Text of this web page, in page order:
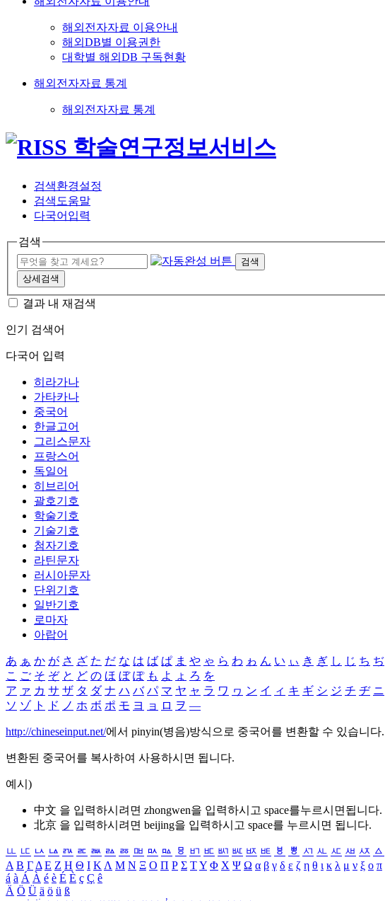
해외전자자료 이용안내
해외DB별 이용권한
대학별 해외DB 구독현황
해외전자자료 통계
해외전자자료 통계
검색환경설정
검색도움말
다국어입력
검색
검색
상세검색
결과 내 재검색
인기 검색어
다국어 입력
히라가나
가타카나
중국어
한글고어
그리스문자
프랑스어
독일어
히브리어
괄호기호
학술기호
기술기호
첨자기호
라틴문자
러시아문자
단위기호
일반기호
로마자
아랍어
あ ぁ か が さ ざ た だ な は ば ぱ ま や ゃ ら わ ゎ ん い ぃ き ぎ し じ ち ぢ
こ ご そ ぞ と ど の ほ ぼ ぽ も よ ょ ろ を
ア ァ カ サ ザ タ ダ ナ ハ バ パ マ ヤ ャ ラ ワ ヮ ン イ ィ キ ギ シ ジ チ ヂ ニ
ソ ゾ ト ド ノ ホ ボ ポ モ ヨ ョ ロ ヲ ―
http://chineseinput.net/에서 pinyin(병음)방식으로 중국어를 변환할 수 있습니다.
변환된 중국어를 복사하여 사용하시면 됩니다.
예시)
中文 을 입력하시려면 zhongwen을 입력하시고 space를누르시면됩니다.
北京 을 입력하시려면 beijing을 입력하시고 space를 누르시면 됩니다.
ㅥ ㅦ ㅧ ㅨ ㅩ ㅪ ㅫ ㅬ ㅭ ㅮ ㅯ ㅰ ㅱ ㅲ ㅳ ㅴ ㅵ ㅶ ㅷ ㅸ ㅹ ㅺ ㅻ ㅼ ㅽ ㅾ ㅿ
Α Β ΓΔ Ε Ζ Η Θ Ι ΚΛ Μ Ν Ξ Ο Π Ρ Σ ΤΥ Φ Χ Ψ Ω α β γ δ ε ζ η θ ι κ λ μ ν ξ ο π
á à Á À é è É È ç Ç ê
Ä Ö Ü ä ö ü ß